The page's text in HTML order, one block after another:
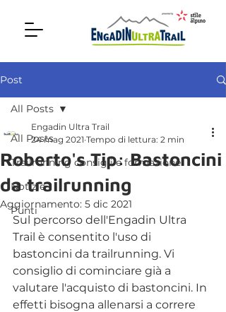
Post
All Posts
Trailrunning consigli e formazione
Notizie
Punti
All Posts
Roberto's Tip: Bastoncini
da trailrunning
Engadin Ultra Trail
24 mag 2021 Tempo di lettura: 2 min
Aggiornamento: 5 dic 2021
Sul percorso dell'Engadin Ultra
Trail è consentito l'uso di
bastoncini da trailrunning. Vi
consiglio di cominciare già a
valutare l'acquisto di bastoncini. In
effetti bisogna allenarsi a correre